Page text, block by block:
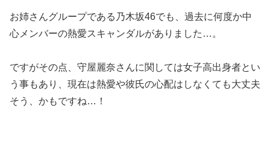
お姉さんグループである乃木坂46でも、過去に何度か中
心メンバーの熱愛スキャンダルがありました…。
ですがその点、守屋麗奈さんに関しては女子高出身者とい
う事もあり、現在は熱愛や彼氏の心配はしなくても大丈夫
そう、かもですね…！